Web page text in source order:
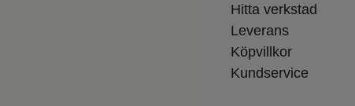
Hitta verkstad
Leverans
Köpvillkor
Kundservice